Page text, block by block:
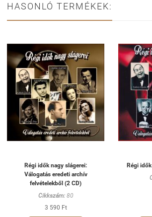
HASONLÓ TERMÉKEK:
Régi idők nagy slágerei:
Válogatás eredeti archív
felvételekből (2 CD)
Cikkszám:80
3 590 Ft
Régi